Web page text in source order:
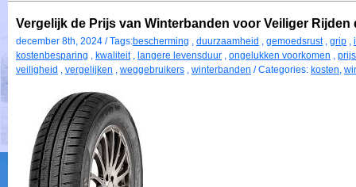
Vergelijk de Prijs van Winterbanden voor Veiliger Rijden
december 8th, 2024 / Tags:bescherming , duurzaamheid , gemoedsrust, grip ,
kostenbesparing , kwaliteit, langere levensduur , ongelukken voorkomen ,
veiligheid , vergelijken , weggebruikers , winterbanden / Categories: kosten,